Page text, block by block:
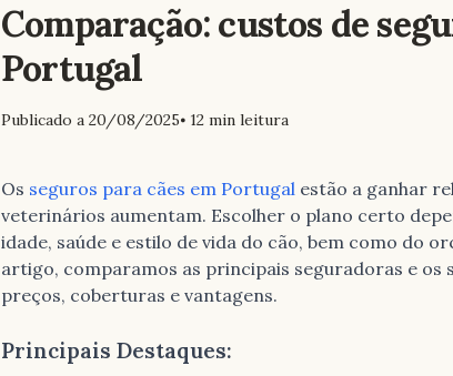
Comparação: custos de
Portugal
Publicado a 20/08/2025⦁ 12 min leitura
Os seguros para cães em Portugal estão a ganhar
veterinários aumentam. Escolher o plano certo
idade, saúde e estilo de vida do cão, bem como do
artigo, comparamos as principais seguradoras e os
preços, coberturas e vantagens.
Principais Destaques: